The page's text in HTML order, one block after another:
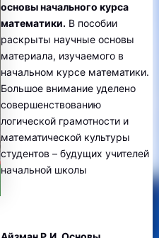
основы начального курса
математики. В пособии
раскрыты научные основы
материала, изучаемого в
начальном курсе математики.
Большое внимание уделено
совершенствованию
логической грамотности и
математической культуры
студентов – будущих учителей
начальной школы